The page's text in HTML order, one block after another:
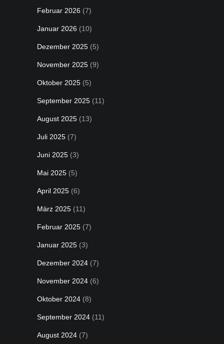
Februar 2026 (7)
Januar 2026 (10)
Dezember 2025 (5)
November 2025 (9)
Oktober 2025 (5)
September 2025 (11)
August 2025 (13)
Juli 2025 (7)
Juni 2025 (3)
Mai 2025 (5)
April 2025 (6)
März 2025 (11)
Februar 2025 (7)
Januar 2025 (3)
Dezember 2024 (7)
November 2024 (6)
Oktober 2024 (8)
September 2024 (11)
August 2024 (7)